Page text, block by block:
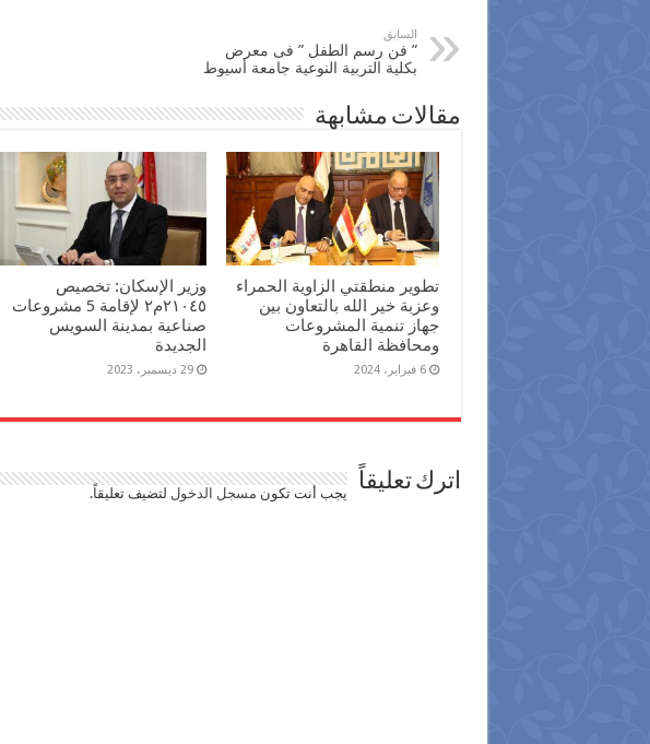
السابق
” فن رسم الطفل ” فى معرض
بكلية التربية النوعية جامعة أسيوط
مقالات مشابهة
تطوير منطقتي الزاوية الحمراء
وعزبة خير الله بالتعاون بين
جهاز تنمية المشروعات
ومحافظة القاهرة
6 فبراير، 2024
وزير الإسكان: تخصيص
٢١٠٤٥م٢ لإقامة 5 مشروعات
صناعية بمدينة السويس
الجديدة
29 ديسمبر، 2023
اترك تعليقاً يجب أنت تكون مسجل الدخول لتضيف تعليقاً.